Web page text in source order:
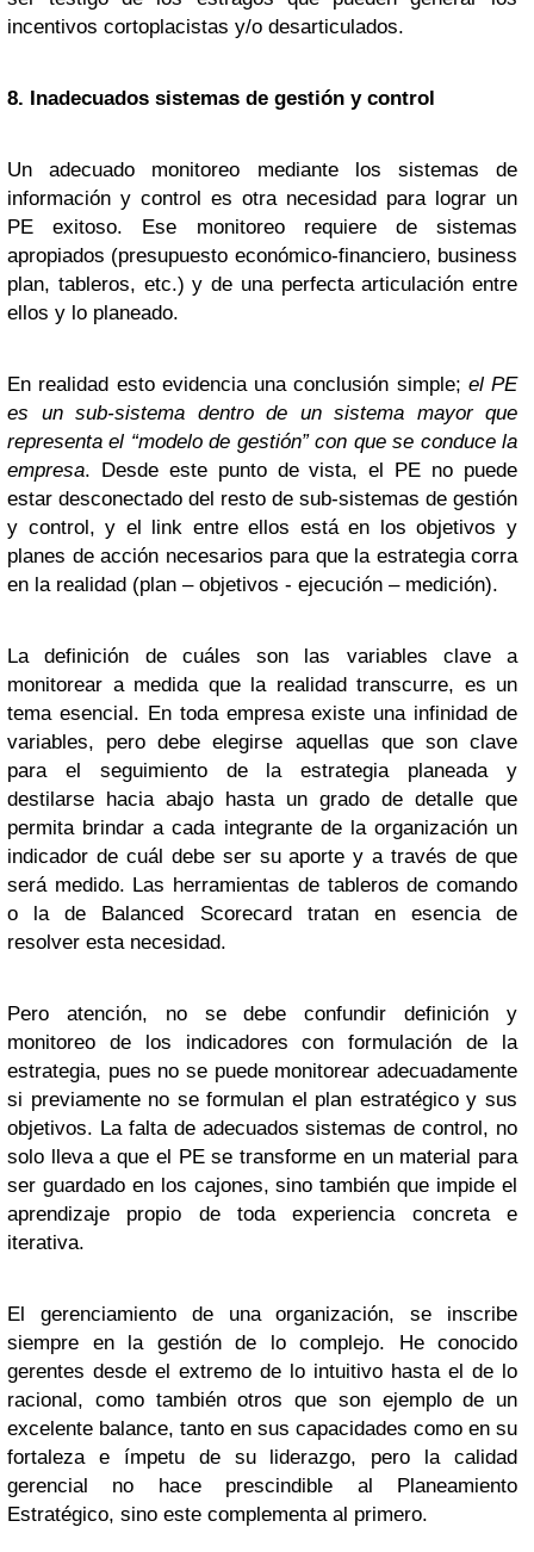
incentivos cortoplacistas y/o desarticulados.
8. Inadecuados sistemas de gestión y control
Un adecuado monitoreo mediante los sistemas de
información y control es otra necesidad para lograr un
PE exitoso. Ese monitoreo requiere de sistemas
apropiados (presupuesto económico-financiero, business
plan, tableros, etc.) y de una perfecta articulación entre
ellos y lo planeado.
En realidad esto evidencia una conclusión simple; el PE
es un sub-sistema dentro de un sistema mayor que
representa el “modelo de gestión” con que se conduce la
empresa. Desde este punto de vista, el PE no puede
estar desconectado del resto de sub-sistemas de gestión
y control, y el link entre ellos está en los objetivos y
planes de acción necesarios para que la estrategia corra
en la realidad (plan – objetivos - ejecución – medición).
La definición de cuáles son las variables clave a
monitorear a medida que la realidad transcurre, es un
tema esencial. En toda empresa existe una infinidad de
variables, pero debe elegirse aquellas que son clave
para el seguimiento de la estrategia planeada y
destilarse hacia abajo hasta un grado de detalle que
permita brindar a cada integrante de la organización un
indicador de cuál debe ser su aporte y a través de que
será medido. Las herramientas de tableros de comando
o la de Balanced Scorecard tratan en esencia de
resolver esta necesidad.
Pero atención, no se debe confundir definición y
monitoreo de los indicadores con formulación de la
estrategia, pues no se puede monitorear adecuadamente
si previamente no se formulan el plan estratégico y sus
objetivos. La falta de adecuados sistemas de control, no
solo lleva a que el PE se transforme en un material para
ser guardado en los cajones, sino también que impide el
aprendizaje propio de toda experiencia concreta e
iterativa.
El gerenciamiento de una organización, se inscribe
siempre en la gestión de lo complejo. He conocido
gerentes desde el extremo de lo intuitivo hasta el de lo
racional, como también otros que son ejemplo de un
excelente balance, tanto en sus capacidades como en su
fortaleza e ímpetu de su liderazgo, pero la calidad
gerencial no hace prescindible al Planeamiento
Estratégico, sino este complementa al primero.